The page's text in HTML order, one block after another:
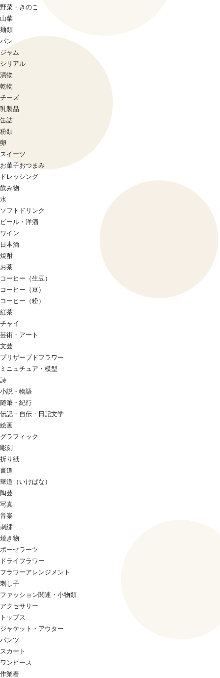
野菜・きのこ
山菜
麺類
パン
ジャム
シリアル
漬物
乾物
チーズ
乳製品
缶詰
粉類
卵
スイーツ
お菓子おつまみ
ドレッシング
飲み物
水
ソフトドリンク
ビール・洋酒
ワイン
日本酒
焼酎
お茶
コーヒー（生豆）
コーヒー（豆）
コーヒー（粉）
紅茶
チャイ
芸術・アート
文芸
プリザーブドフラワー
ミニュチュア・模型
詩
小説・物語
随筆・紀行
伝記・自伝・日記文学
絵画
グラフィック
彫刻
折り紙
書道
華道（いけばな）
陶芸
写真
音楽
刺繍
焼き物
ポーセラーツ
ドライフラワー
フラワーアレンジメント
刺し子
ファッション関連・小物類
アクセサリー
トップス
ジャケット・アウター
パンツ
スカート
ワンピース
作業着